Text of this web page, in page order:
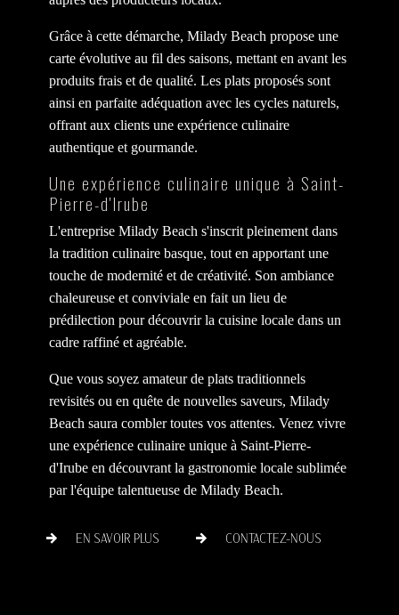
Grâce à cette démarche, Milady Beach propose une
carte évolutive au fil des saisons, mettant en avant les
produits frais et de qualité. Les plats proposés sont
ainsi en parfaite adéquation avec les cycles naturels,
offrant aux clients une expérience culinaire
authentique et gourmande.
Une expérience culinaire unique à Saint-
Pierre-d'Irube
L'entreprise Milady Beach s'inscrit pleinement dans
la tradition culinaire basque, tout en apportant une
touche de modernité et de créativité. Son ambiance
chaleureuse et conviviale en fait un lieu de
prédilection pour découvrir la cuisine locale dans un
cadre raffiné et agréable.
Que vous soyez amateur de plats traditionnels
revisités ou en quête de nouvelles saveurs, Milady
Beach saura combler toutes vos attentes. Venez vivre
une expérience culinaire unique à Saint-Pierre-
d'Irube en découvrant la gastronomie locale sublimée
par l'équipe talentueuse de Milady Beach.
EN SAVOIR PLUS CONTACTEZ-NOUS